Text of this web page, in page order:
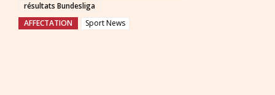
résultats Bundesliga
AFFECTATION
Sport News